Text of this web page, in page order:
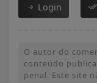
Login
O autor do
conteúdo
penal. Este site